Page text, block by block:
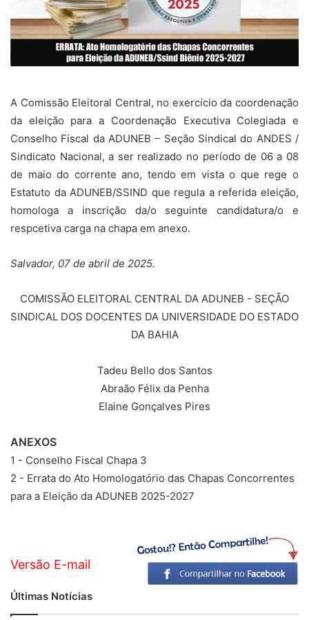
A Comissão Eleitoral Central, no exercício da coordenação
da eleição para a Coordenação Executiva Colegiada e
Conselho Fiscal da ADUNEB – Seção Sindical do ANDES /
Sindicato Nacional, a ser realizado no período de 06 a 08
de maio do corrente ano, tendo em vista o que rege o
Estatuto da ADUNEB/SSIND que regula a referida eleição,
homologa a inscrição da/o seguinte candidatura/o e
respcetiva carga na chapa em anexo.
Salvador, 07 de abril de 2025.
COMISSÃO ELEITORAL CENTRAL DA ADUNEB - SEÇÃO
SINDICAL DOS DOCENTES DA UNIVERSIDADE DO ESTADO
DA BAHIA
Tadeu Bello dos Santos
Abraão Félix da Penha
Elaine Gonçalves Pires
ANEXOS
1 - Conselho Fiscal Chapa 3
2 - Errata do Ato Homologatório das Chapas Concorrentes
para a Eleição da ADUNEB 2025-2027
Versão E-mail
Últimas Notícias